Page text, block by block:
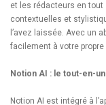
et les rédacteurs en tout
contextuelles et
l’avez laissée. Avec un
facilement à votre propre
Notion AI : le tout-en-
Notion AI est intégré à